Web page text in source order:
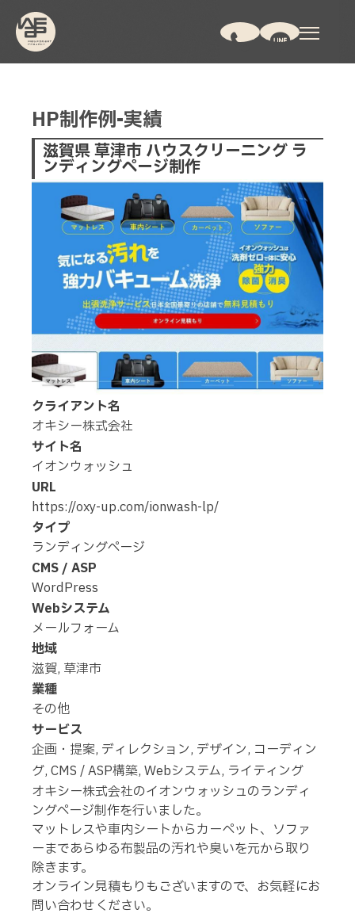
HP制作例-実績
滋賀県 草津市 ハウスクリーニング ラ
ンディングページ制作
クライアント名
オキシー株式会社
サイト名
イオンウォッシュ
URL
https://oxy-up.com/ionwash-lp/
タイプ
ランディングページ
CMS / ASP
WordPress
Webシステム
メールフォーム
地域
滋賀, 草津市
業種
その他
サービス
企画・提案, ディレクション, デザイン, コーディン
グ, CMS / ASP構築, Webシステム, ライティング
オキシー株式会社のイオンウォッシュのランディ
ングページ制作を行いました。
マットレスや車内シートからカーペット、ソファ
ーまであらゆる布製品の汚れや臭いを元から取り
除きます。
オンライン見積もりもございますので、お気軽にお
問い合わせください。